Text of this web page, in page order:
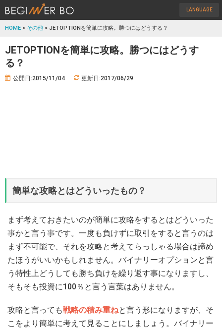
LANGUAGE
HOME > その他 > JETOPTIONを簡単に攻略。勝つにはどうする？
JETOPTIONを簡単に攻略。勝つにはどうす
る？
公開日:2015/11/04 更新日:2017/06/29
簡単な攻略とはどういったもの？
まず考えておきたいのが簡単に攻略をするとはどういった
事かと言う事です。一度も負けずに取引をすると言うのは
まず不可能で、それを攻略と考えてらっしゃる場合は諦め
たほうがいいかもしれません。バイナリーオプションと言
う特性上どうしても勝ち負けを繰り返す事になりますし、
そもそも投資に100％と言う言葉はありません。
攻略と言っても戦略の積み重ねと言う形になりますが、そ
こをより簡単に考えて見ることにしましょう。バイナリー